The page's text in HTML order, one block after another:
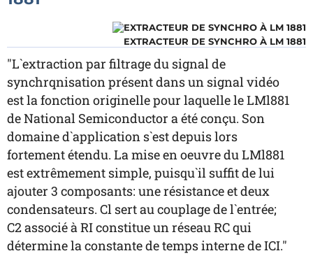
EXTRACTEUR DE SYNCHRO À LM 1881
"L`extraction par filtrage du signal de
synchrqnisation présent dans un signal vidéo
est la fonction originelle pour laquelle le LMl881
de National Semiconductor a été conçu. Son
domaine d`application s`est depuis lors
fortement étendu. La mise en oeuvre du LMl881
est extrêmement simple, puisqu`il suffit de lui
ajouter 3 composants: une résistance et deux
condensateurs. Cl sert au couplage de l`entrée;
C2 associé à RI constitue un réseau RC qui
détermine la constante de temps interne de ICI."